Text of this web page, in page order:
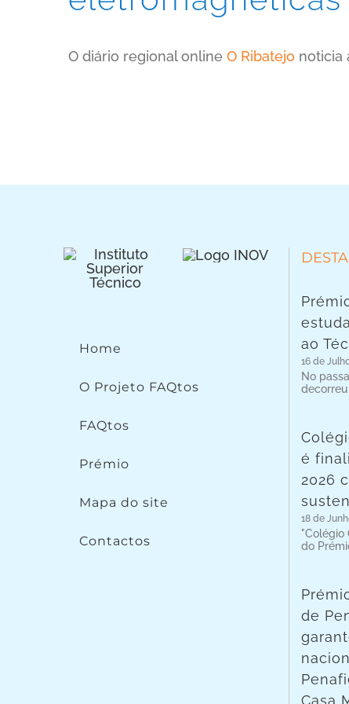
O diário regional online O Ribatejo noticia
Home
O Projeto FAQtos
FAQtos
Prémio
Mapa do site
Contactos
ao
16 de
No
é
2026
18 de
"Colégio
do
de
Casa